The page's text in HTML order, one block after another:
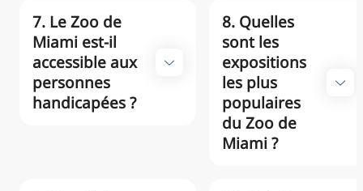
7. Le Zoo de
Miami est-il
accessible aux
personnes
handicapées ?
8. Quelles
sont les
expositions
les plus
populaires
du Zoo de
Miami ?